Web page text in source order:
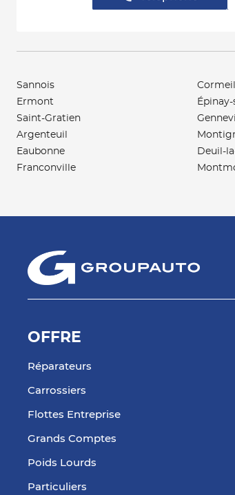
MESNIL
Téléphone
6 AAPNC - MESNIL
1 B RUE CASTEJA
16.02
km
Z.A. BEAUX SOLEILS
Fermé actuellement
Sannois
Ermont
Saint-Gratien
Argenteuil
Eaubonne
Franconville
Deuil-
OFFRE
Réparateurs
Carrossiers
Flottes Entreprise
Grands Comptes
Poids Lourds
Particuliers